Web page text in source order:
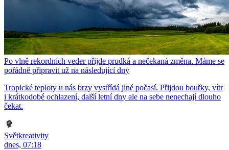
Po vlně rekordních veder přijde prudká a nečekaná změna. Máme se
pořádně připravit už na následující dny
Tropické teploty u nás brzy vystřídá jiné počasí. Přijdou bouřky, vítr
i krátkodobé ochlazení, další letní dny ale na sebe nenechají dlouho
čekat.
Světkreativity
dnes, 07:18